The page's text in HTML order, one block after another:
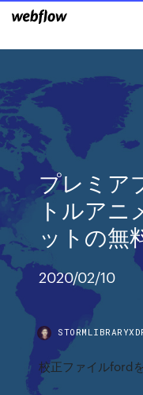
プレミア
トルアニ
ットの無
2020/02/10
校正ファイルford